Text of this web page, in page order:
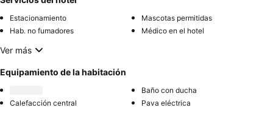
Estacionamiento
Mascotas permitidas
Hab. no fumadores
Médico en el hotel
Ver más
Equipamiento de la habitación
Baño con ducha
Calefacción central
Pava eléctrica